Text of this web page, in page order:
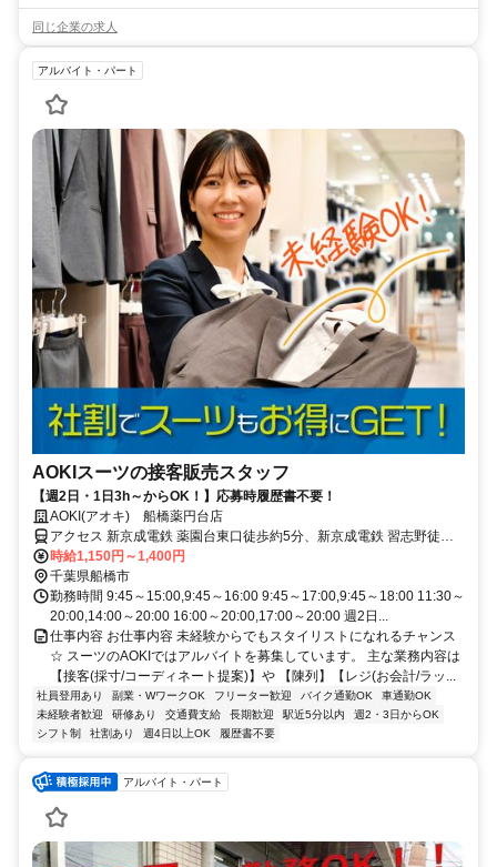
同じ企業の求人
アルバイト・パート
AOKIスーツの接客販売スタッフ
【週2日・1日3h～からOK！】応募時履歴書不要！
AOKI(アオキ) 船橋薬円台店
アクセス 新京成電鉄 薬園台東口徒歩約5分、新京成電鉄 習志野徒歩
約11分、新京成電鉄 前原東口徒歩約18分 新京成線「薬園台駅」より
徒歩5分
時給1,150円～1,400円
千葉県船橋市
勤務時間 9:45～15:00,9:45～16:00 9:45～17:00,9:45～18:00 11:30～
20:00,14:00～20:00 16:00～20:00,17:00～20:00 週2日...
仕事内容 お仕事内容 未経験からでもスタイリストになれるチャンス
☆ スーツのAOKIではアルバイトを募集しています。 主な業務内容は
【接客(採寸/コーディネート提案)】や 【陳列】【レジ(お会計/ラッ...
社員登用あり 副業・WワークOK フリーター歓迎 バイク通勤OK
車通勤OK
未経験者歓迎
研修あり 交通費支給 長期歓迎 駅近5分以内
週2・3日からOK
シフト制
社割あり 週4日以上OK 履歴書不要
アルバイト・パート